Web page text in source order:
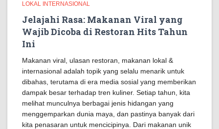
LOKAL INTERNASIONAL
Jelajahi Rasa: Makanan Viral yang
Wajib Dicoba di Restoran Hits Tahun
Ini
Makanan viral, ulasan restoran, makanan lokal &
internasional adalah topik yang selalu menarik untuk
dibahas, terutama di era media sosial yang memberikan
dampak besar terhadap tren kuliner. Setiap tahun, kita
melihat munculnya berbagai jenis hidangan yang
menggemparkan dunia maya, dan pastinya banyak dari
kita penasaran untuk mencicipinya. Dari makanan unik